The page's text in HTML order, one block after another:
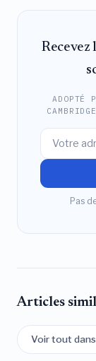
ADOPTÉ
Pas
Articles
Voir tout